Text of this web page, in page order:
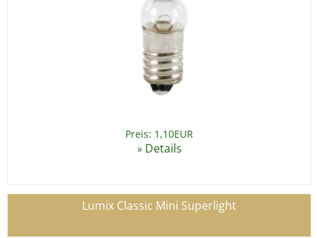
Preis: 1,10EUR
» Details
Lumix Classic Mini Superlight